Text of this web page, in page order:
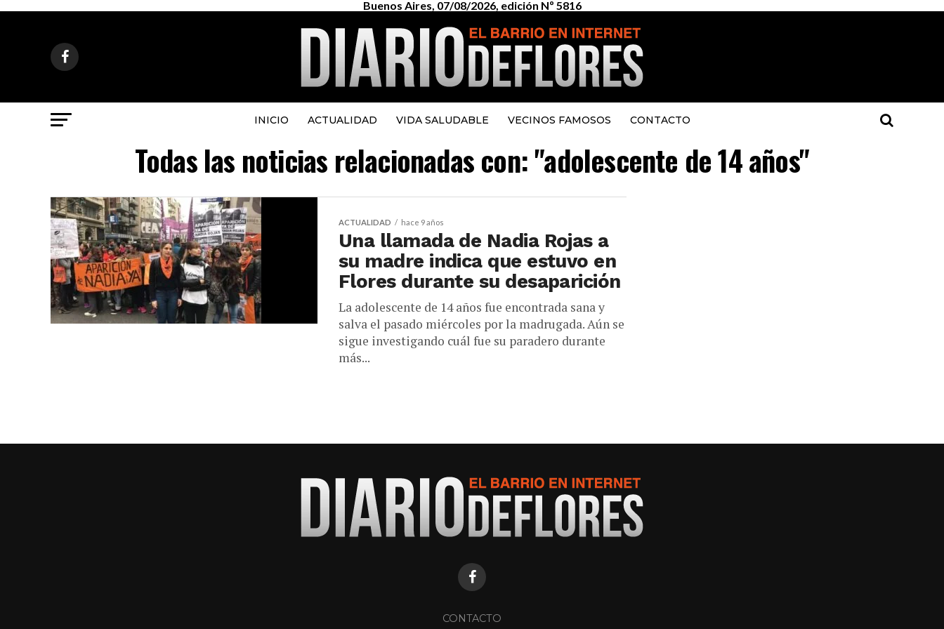
Buenos Aires, 07/08/2026, edición Nº 5816
INICIO ACTUALIDAD VIDA SALUDABLE VECINOS FAMOSOS CONTACTO
Todas las noticias relacionadas con: "adolescente de 14 años"
ACTUALIDAD hace 9 años
Una llamada de Nadia Rojas a
su madre indica que estuvo en
Flores durante su desaparición
La adolescente de 14 años fue encontrada sana y
salva el pasado miércoles por la madrugada. Aún se
sigue investigando cuál fue su paradero durante
más...
CONTACTO